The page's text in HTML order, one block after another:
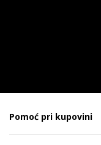
Pomoć pri kupovini